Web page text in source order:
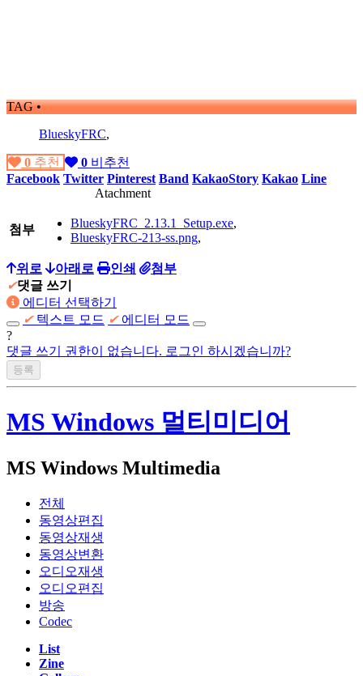
TAG •
BlueskyFRC,
0 추천 0 비추천
Facebook Twitter Pinterest Band KakaoStory Kakao Line
Atachment
첨부 BlueskyFRC_2.13.1_Setup.exe,
BlueskyFRC-213-ss.png,
위로 아래로 인쇄
첨부
✔댓글 쓰기
에디터 선택하기
✔ 텍스트 모드 ✔ 에디터 모드
?
댓글 쓰기 권한이 없습니다. 로그인 하시겠습니까?
MS Windows 멀티미디어
MS Windows Multimedia
전체
동영상편집
동영상재생
동영상변환
오디오재생
오디오편집
방송
Codec
List
Zine